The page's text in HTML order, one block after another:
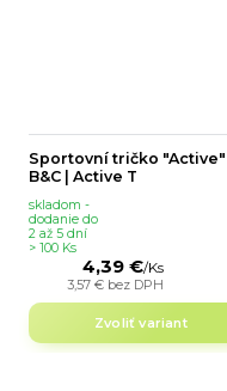
Sportovní tričko "Active" |
B&C | Active T
4,39 €/Ks
3,57 € bez DPH
skladom -
dodanie do
2 až 5 dní
> 100 Ks
Zvoliť variant